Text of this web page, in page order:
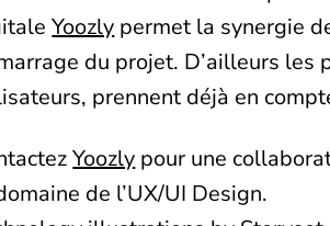
Yoozly permet la synergie
du projet. D’ailleurs les
prennent déjà en
Yoozly pour une
de l’UX/UI Design.